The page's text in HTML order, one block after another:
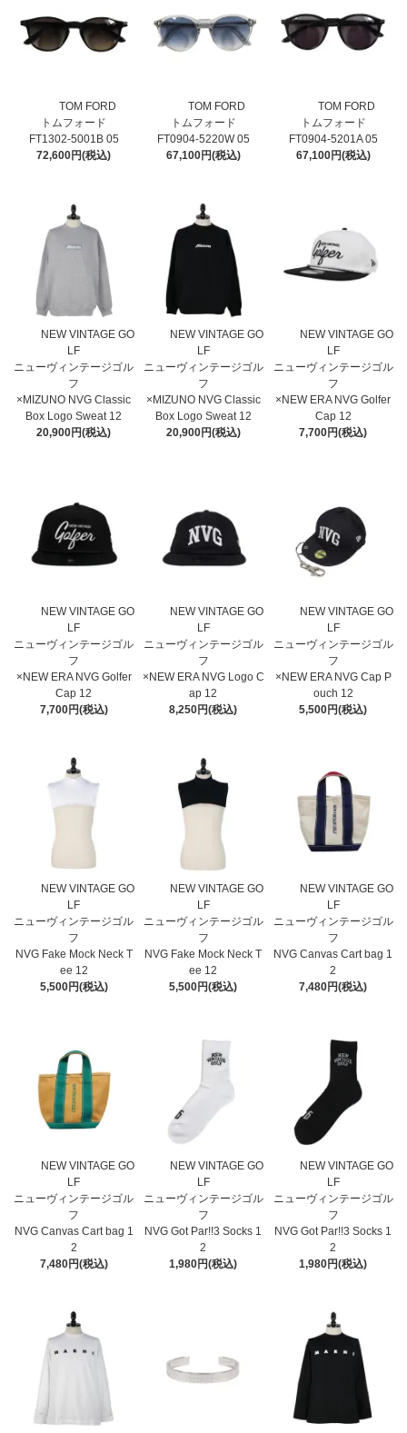
TOM FORD
トムフォード
FT1302-5001B 05
72,600円(税込)
TOM FORD
トムフォード
FT0904-5220W 05
67,100円(税込)
TOM FORD
トムフォード
FT0904-5201A 05
67,100円(税込)
NEW VINTAGE GO
LF
ニューヴィンテージゴル
フ
×MIZUNO NVG Classic
Box Logo Sweat 12
20,900円(税込)
NEW VINTAGE GO
LF
ニューヴィンテージゴル
フ
×MIZUNO NVG Classic
Box Logo Sweat 12
20,900円(税込)
NEW VINTAGE GO
LF
ニューヴィンテージゴル
フ
×NEW ERA NVG Golfer
Cap 12
7,700円(税込)
NEW VINTAGE GO
LF
ニューヴィンテージゴル
フ
×NEW ERA NVG Golfer
Cap 12
7,700円(税込)
NEW VINTAGE GO
LF
ニューヴィンテージゴル
フ
×NEW ERA NVG Logo C
ap 12
8,250円(税込)
NEW VINTAGE GO
LF
ニューヴィンテージゴル
フ
×NEW ERA NVG Cap P
ouch 12
5,500円(税込)
NEW VINTAGE GO
LF
ニューヴィンテージゴル
フ
NVG Fake Mock Neck T
ee 12
5,500円(税込)
NEW VINTAGE GO
LF
ニューヴィンテージゴル
フ
NVG Fake Mock Neck T
ee 12
5,500円(税込)
NEW VINTAGE GO
LF
ニューヴィンテージゴル
フ
NVG Canvas Cart bag 1
2
7,480円(税込)
NEW VINTAGE GO
LF
ニューヴィンテージゴル
フ
NVG Canvas Cart bag 1
2
7,480円(税込)
NEW VINTAGE GO
LF
ニューヴィンテージゴル
フ
NVG Got Par!!3 Socks 1
2
1,980円(税込)
NEW VINTAGE GO
LF
ニューヴィンテージゴル
フ
NVG Got Par!!3 Socks 1
2
1,980円(税込)